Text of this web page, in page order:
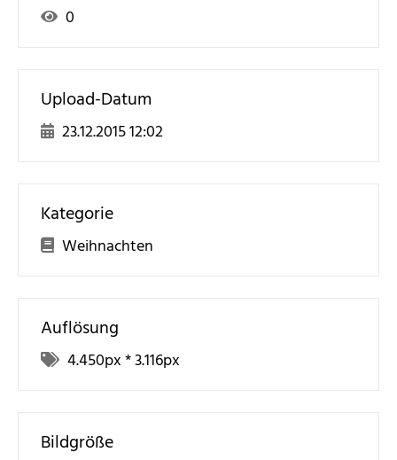
0
Upload-Datum
23.12.2015 12:02
Kategorie
Weihnachten
Auflösung
4.450px *3.116px
Bildgröße